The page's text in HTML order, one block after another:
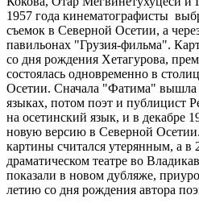
1957 года кинематографисты
съемок в Северной Осетии, а
павильонах "Грузия-фильма".
со дня рождения Хетагурова,
состоялась одновременно в
Осетии. Сначала "Фатима" вышла
языках, потом поэт и публицист
на осетинский язык, и в декабре
новую версию в Северной
картины считался утерянным, а в
драматическом театре во
показали в новом дубляже,
летию со дня рождения автора